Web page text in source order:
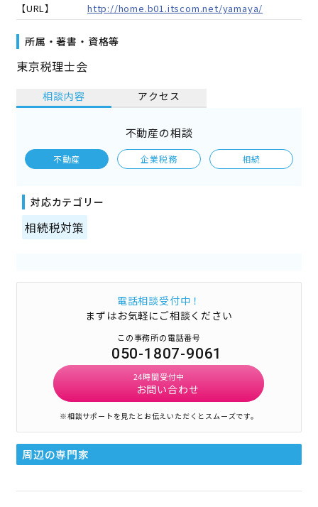
【URL】
http://home.b01.itscom.net/yamaya/
所属・著書・資格等
東京税理士会
相談内容 アクセス
不動産の相談
不動産 企業税務 相続
対応カテゴリー
相続税対策
電話相談受付中！
まずはお気軽にご相談ください
この事務所の電話番号
050-1807-9061
24時間受付中
お問い合わせ
※相談サポートを見たとお伝えいただくとスムーズです。
周辺の専門家